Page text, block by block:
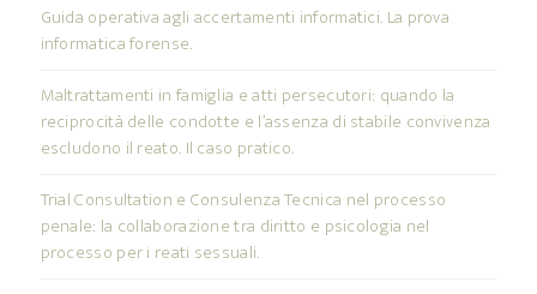
Guida operativa agli accertamenti informatici. La prova
informatica forense.
Maltrattamenti in famiglia e atti persecutori: quando la
reciprocità delle condotte e l’assenza di stabile convivenza
escludono il reato. Il caso pratico.
Trial Consultation e Consulenza Tecnica nel processo
penale: la collaborazione tra diritto e psicologia nel
processo per i reati sessuali.